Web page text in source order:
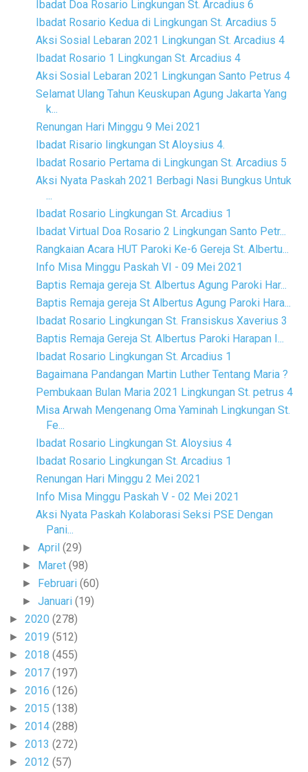
Ibadat Doa Rosario Lingkungan St. Arcadius 6
Ibadat Rosario Kedua di Lingkungan St. Arcadius 5
Aksi Sosial Lebaran 2021 Lingkungan St. Arcadius 4
Ibadat Rosario 1 Lingkungan St. Arcadius 4
Aksi Sosial Lebaran 2021 Lingkungan Santo Petrus 4
Selamat Ulang Tahun Keuskupan Agung Jakarta Yang
k...
Renungan Hari Minggu 9 Mei 2021
Ibadat Risario lingkungan St Aloysius 4.
Ibadat Rosario Pertama di Lingkungan St. Arcadius 5
Aksi Nyata Paskah 2021 Berbagi Nasi Bungkus Untuk
...
Ibadat Rosario Lingkungan St. Arcadius 1
Ibadat Virtual Doa Rosario 2 Lingkungan Santo Petr...
Rangkaian Acara HUT Paroki Ke-6 Gereja St. Albertu...
Info Misa Minggu Paskah VI - 09 Mei 2021
Baptis Remaja gereja St. Albertus Agung Paroki Har...
Baptis Remaja gereja St Albertus Agung Paroki Hara...
Ibadat Rosario Lingkungan St. Fransiskus Xaverius 3
Baptis Remaja Gereja St. Albertus Paroki Harapan I...
Ibadat Rosario Lingkungan St. Arcadius 1
Bagaimana Pandangan Martin Luther Tentang Maria ?
Pembukaan Bulan Maria 2021 Lingkungan St. petrus 4
Misa Arwah Mengenang Oma Yaminah Lingkungan St.
Fe...
Ibadat Rosario Lingkungan St. Aloysius 4
Ibadat Rosario Lingkungan St. Arcadius 1
Renungan Hari Minggu 2 Mei 2021
Info Misa Minggu Paskah V - 02 Mei 2021
Aksi Nyata Paskah Kolaborasi Seksi PSE Dengan
Pani...
►April(29)
► Maret(98)
► Februari(60)
►Januari(19)
► 2020 (278)
► 2019 (512)
► 2018 (455)
► 2017 (197)
► 2016 (126)
► 2015 (138)
► 2014 (288)
► 2013 (272)
► 2012 (57)